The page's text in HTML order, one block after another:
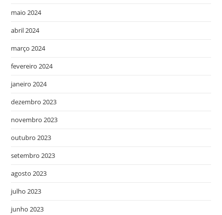
maio 2024
abril 2024
março 2024
fevereiro 2024
janeiro 2024
dezembro 2023
novembro 2023
outubro 2023
setembro 2023
agosto 2023
julho 2023
junho 2023